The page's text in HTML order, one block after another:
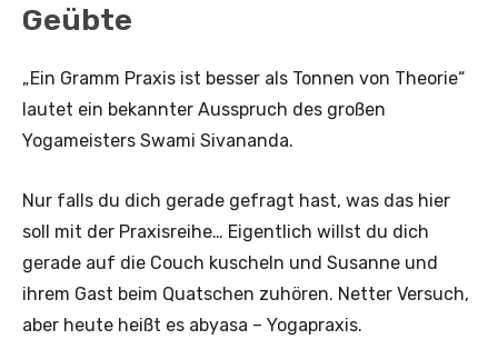
Geübte
„Ein Gramm Praxis ist besser als Tonnen von Theorie“
lautet ein bekannter Ausspruch des großen
Yogameisters Swami Sivananda.
Nur falls du dich gerade gefragt hast, was das hier
soll mit der Praxisreihe… Eigentlich willst du dich
gerade auf die Couch kuscheln und Susanne und
ihrem Gast beim Quatschen zuhören. Netter Versuch,
aber heute heißt es abyasa – Yogapraxis.